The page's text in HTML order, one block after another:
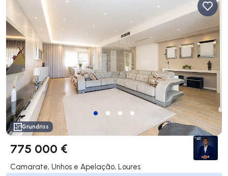
Grundriss
775 000 €
Camarate, Unhos e Apelação, Loures